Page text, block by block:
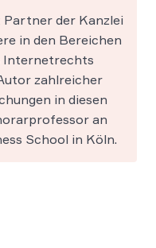
der Kanzlei
in den Bereichen
Internetrechts
zahlreicher
in diesen
an
School in Köln.